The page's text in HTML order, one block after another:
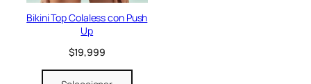
Bikini Top Colaless con Push
Up
$19,999